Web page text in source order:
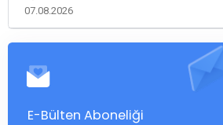
07.08.2026
E-Bülten Aboneliği